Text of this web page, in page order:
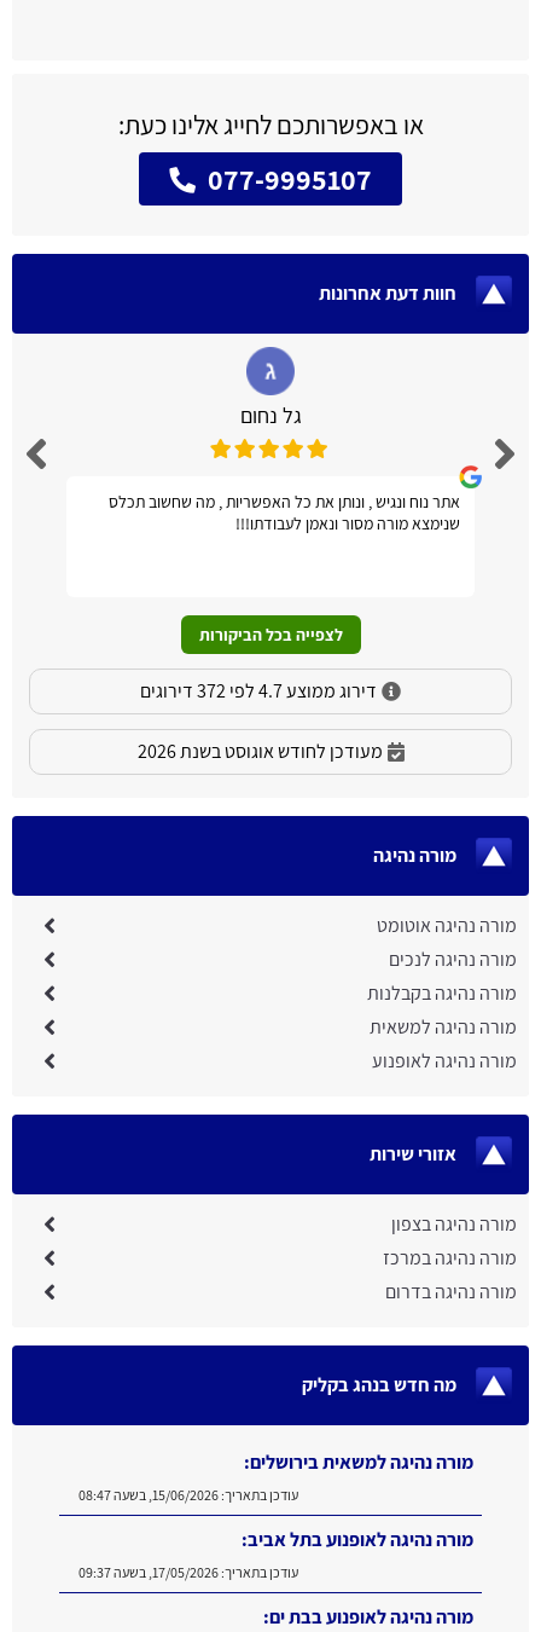
או באפשרותכם לחייג אלינו כעת:
077-9995107
חוות דעת אחרונות
גל נחום
אתר נוח ונגיש , ונותן את כל האפשריות , מה שחשוב תכלס
שנימצא מורה מסור ונאמן לעבודתו!!!
לצפייה בכל הביקורות
דירוג ממוצע 4.7 לפי 372 דירוגים
מעודכן לחודש אוגוסט בשנת 2026
מורה נהיגה
מורה נהיגה אוטומט
מורה נהיגה לנכים
מורה נהיגה בקבלנות
מורה נהיגה למשאית
מורה נהיגה לאופנוע
אזורי שירות
מורה נהיגה בצפון
מורה נהיגה במרכז
מורה נהיגה בדרום
מה חדש בנהג בקליק
מורה נהיגה למשאית בירושלים:
עודכן בתאריך:15/06/2026, בשעה 08:47
מורה נהיגה לאופנוע בתל אביב:
עודכן בתאריך:17/05/2026, בשעה 09:37
מורה נהיגה לאופנוע בבת ים: